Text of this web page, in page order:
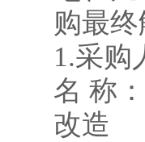
购最
1.采购
名 称
改造